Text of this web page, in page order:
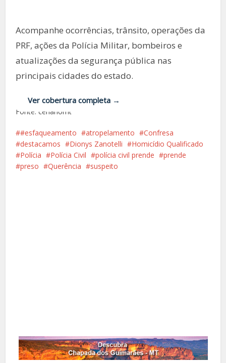
Acompanhe ocorrências, trânsito, operações da
PRF, ações da Polícia Militar, bombeiros e
atualizações da segurança pública nas
principais cidades do estado.
Ver cobertura completa →
Fonte: cenariomt
#esfaqueamento atropelamento
Confresa
destacamos
Dionys Zanotelli
Homicídio Qualificado
Polícia
Polícia Civil polícia civil prende
prende
preso
Querência suspeito